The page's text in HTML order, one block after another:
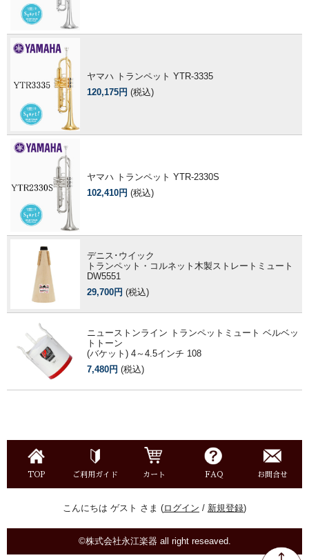
ヤマハ トランペット YTR-3335
120,175円 (税込)
ヤマハ トランペット YTR-2330S
102,410円 (税込)
デニス･ウイック
トランペット・コルネット木製ストレートミュート
DW5551
29,700円 (税込)
ニューストンライン トランペットミュート ベルベッ
トトーン
(バケット) 4～4.5インチ 108
7,480円 (税込)
TOP ご利用ガイド カート FAQ お問合せ
こんにちは ゲスト さま (ログイン / 新規登録)
©株式会社永江楽器 all right reseaved.